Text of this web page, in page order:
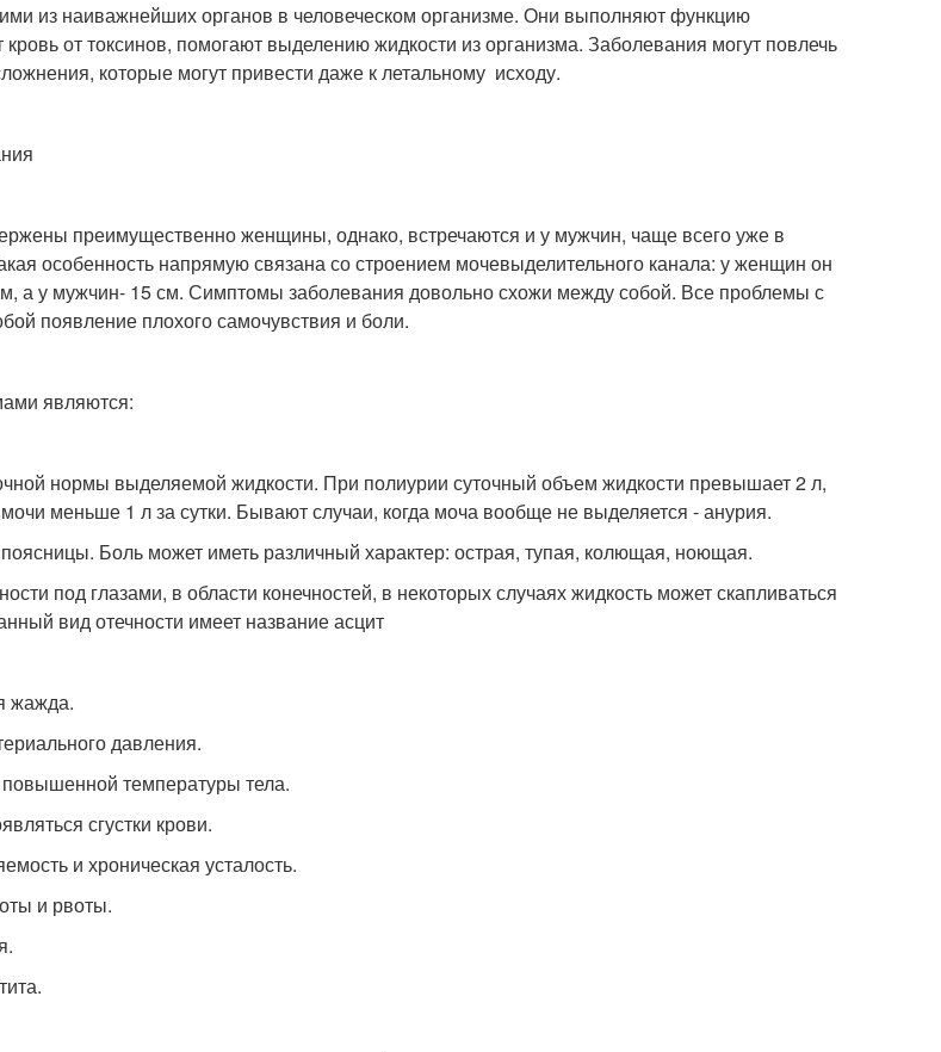
из наиважнейших органов в человеческом организме. Они выполняют функцию
от токсинов, помогают выделению жидкости из организма. Заболевания могут повлечь
которые могут привести даже к летальному исходу.
преимущественно женщины, однако, встречаются и у мужчин, чаще всего уже в
особенность напрямую связана со строением мочевыделительного канала: у женщин он
а у мужчин- 15 см. Симптомы заболевания довольно схожи между собой. Все проблемы с
появление плохого самочувствия и боли.
являются:
нормы выделяемой жидкости. При полиурии суточный объем жидкости превышает 2 л,
меньше 1 л за сутки. Бывают случаи, когда моча вообще не выделяется - анурия.
Боль может иметь различный характер: острая, тупая, колющая, ноющая.
под глазами, в области конечностей, в некоторых случаях жидкость может скапливаться
вид отечности имеет название асцит
давления.
температуры тела.
сгустки крови.
и хроническая усталость.
и рвоты.